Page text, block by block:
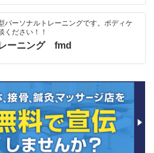
パーソナルトレーニングです。ボディケ
ください！！
ーニング fmd